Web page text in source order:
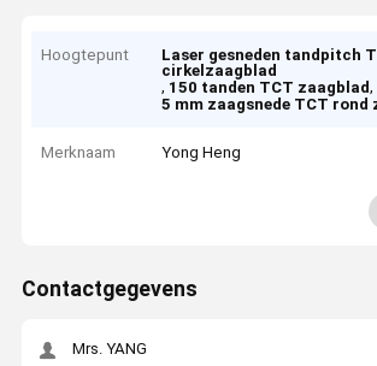
Hoogtepunt
Laser gesneden tandpitch
cirkelzaagblad
, 150 tanden TCT zaagblad,
5 mm zaagsnede TCT rond
Merknaam Yong Heng
Contactgegevens
Mrs. YANG